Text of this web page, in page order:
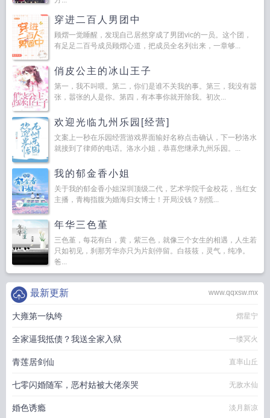
穿进二百人男团中
顾熠一觉睡醒，发现自己居然穿成了男团vic的一员。这个团，
有足足二百号成员顾熠心道，把成员全名列出来，一章够...
俏皮公主的冰山王子
第一，我不叫喂。第二，你们是谁不关我的事。第三，我没有嚣
张，嚣张的人是你。第四，有本事你就开除我。初次...
欢迎光临九州乐园[经营]
文案上一秒在乐园经营游戏界面输好名称点击确认，下一秒洛水
就接到了律师的电话。洛水小姐，恭喜您继承九州乐园。...
我的郁金香小姐
关于我的郁金香小姐深圳顶级二代，艺术学院千金校花，当红女
主播，青梅指腹为婚海归女博士！开局没钱？别慌...
年华三色堇
三色堇，每花有白，黄，紫三色，就像三个女生的相遇，人生若
只如初见，刹那芳华亦只为片刻停留。白筱筱，灵气，纯净。
爸...
www.qqxsw.mx
最新更新
大雍第一纨绔 熠星宁
全家逼我抵债？我送全家入狱 一缕冥火
青莲居剑仙 直率山丘
七零闪婚随军，恶村姑被大佬亲哭 无敌水仙
婚色诱瘾 淡月新凉